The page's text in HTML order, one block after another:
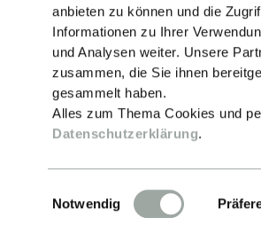
anbieten zu können und die
Informationen zu Ihrer
und Analysen weiter. Unsere
zusammen, die Sie ihnen
gesammelt haben.
Alles zum Thema Cookies und
Datenschutzerklärung.
Einwilligungsauswahl
Notwendig